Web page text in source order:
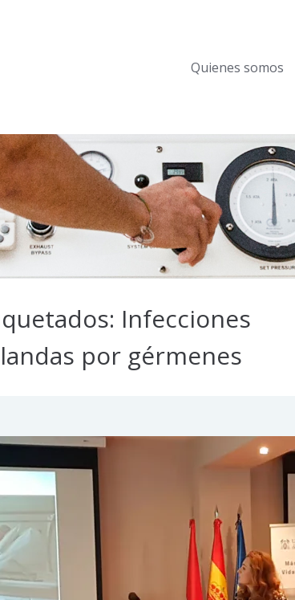
Quienes somos
Infecciones
por gérmenes